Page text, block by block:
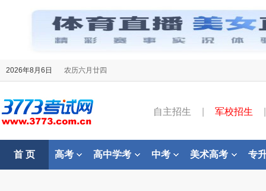
2026年8月6日 农历六月廿四
自主招生 军校招生
首 页 高考 高中学考 中考 美术高考 专